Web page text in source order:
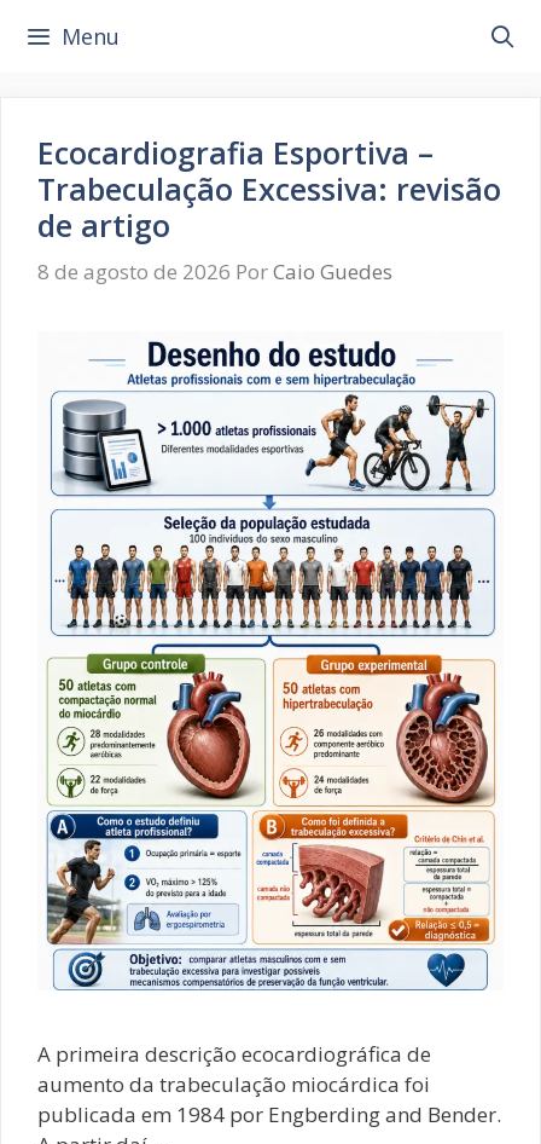
para
Menu
Ecocardiografia Esportiva –
Trabeculação Excessiva: revisão
de artigo
8 de agosto de 2026 PorCaio Guedes
A primeira descrição ecocardiográfica de
aumento da trabeculação miocárdica foi
publicada em 1984 por Engberding and Bender.